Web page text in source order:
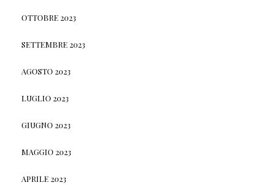
OTTOBRE 2023
SETTEMBRE 2023
AGOSTO 2023
LUGLIO 2023
GIUGNO 2023
MAGGIO 2023
APRILE 2023